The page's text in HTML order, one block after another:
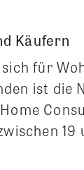
Käufern
für
ist die
19